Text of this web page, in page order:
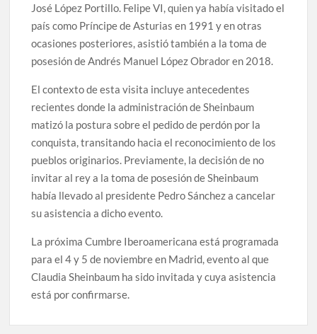
José López Portillo. Felipe VI, quien ya había visitado el
país como Príncipe de Asturias en 1991 y en otras
ocasiones posteriores, asistió también a la toma de
posesión de Andrés Manuel López Obrador en 2018.
El contexto de esta visita incluye antecedentes
recientes donde la administración de Sheinbaum
matizó la postura sobre el pedido de perdón por la
conquista, transitando hacia el reconocimiento de los
pueblos originarios. Previamente, la decisión de no
invitar al rey a la toma de posesión de Sheinbaum
había llevado al presidente Pedro Sánchez a cancelar
su asistencia a dicho evento.
La próxima Cumbre Iberoamericana está programada
para el 4 y 5 de noviembre en Madrid, evento al que
Claudia Sheinbaum ha sido invitada y cuya asistencia
está por confirmarse.